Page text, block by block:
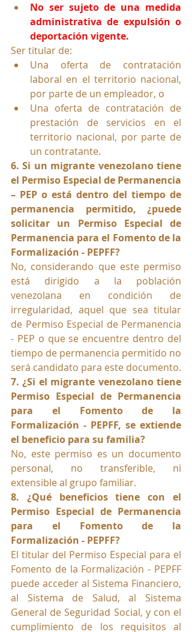
No ser sujeto de una medida
administrativa de expulsión o
deportación vigente.
Ser titular de:
Una oferta de contratación
laboral en el territorio nacional,
por parte de un empleador, o
Una oferta de contratación de
prestación de servicios en el
territorio nacional, por parte de
un contratante.
6. Si un migrante venezolano tiene
el Permiso Especial de Permanencia
– PEP o está dentro del tiempo de
permanencia permitido, ¿puede
solicitar un Permiso Especial de
Permanencia para el Fomento de la
Formalización - PEPFF?
No, considerando que este permiso
está dirigido a la población
venezolana en condición de
irregularidad, aquel que sea titular
de Permiso Especial de Permanencia
- PEP o que se encuentre dentro del
tiempo de permanencia permitido no
será candidato para este documento.
7. ¿Si el migrante venezolano tiene
Permiso Especial de Permanencia
para el Fomento de la
Formalización - PEPFF, se extiende
el beneficio para su familia?
No, este permiso es un documento
personal, no transferible, ni
extensible al grupo familiar.
8. ¿Qué beneficios tiene con el
Permiso Especial de Permanencia
para el Fomento de la
Formalización - PEPFF?
El titular del Permiso Especial para el
Fomento de la Formalización - PEPFF
puede acceder al Sistema Financiero,
al Sistema de Salud, al Sistema
General de Seguridad Social, y con el
cumplimiento de los requisitos al